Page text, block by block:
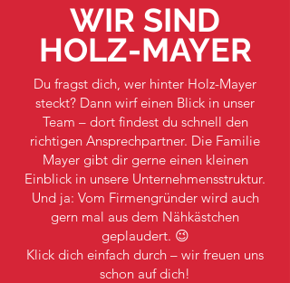
WIR SIND
HOLZ-MAYER
Du fragst dich, wer hinter Holz-Mayer
steckt? Dann wirf einen Blick in unser
Team – dort findest du schnell den
richtigen Ansprechpartner. Die Familie
Mayer gibt dir gerne einen kleinen
Einblick in unsere Unternehmensstruktur.
Und ja: Vom Firmengründer wird auch
gern mal aus dem Nähkästchen
geplaudert. 😉
Klick dich einfach durch – wir freuen uns
schon auf dich!